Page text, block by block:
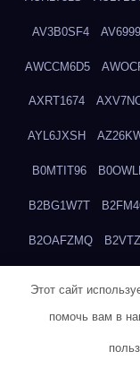
AV3B0SF4
AWCCM6D5
AXRT1674
AYL6JXSH
B0MTIT96
B2BG1W7T
B2OAFZMQ
Этот сайт
помочь вам в